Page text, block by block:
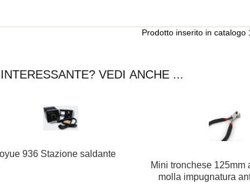
Prodotto inserito in catalogo
VEDI ANCHE ...
936 Stazione saldante
Mini tronchese 125mm
molla impugnatura